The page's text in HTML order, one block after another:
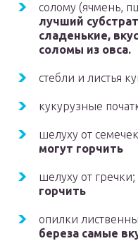
солому (ячмень,
лучший
сладенькие,
соломы из овса.
стебли и листья
кукурузные
шелуху от
могут горчить
шелуху от
горчить
опилки
береза самые